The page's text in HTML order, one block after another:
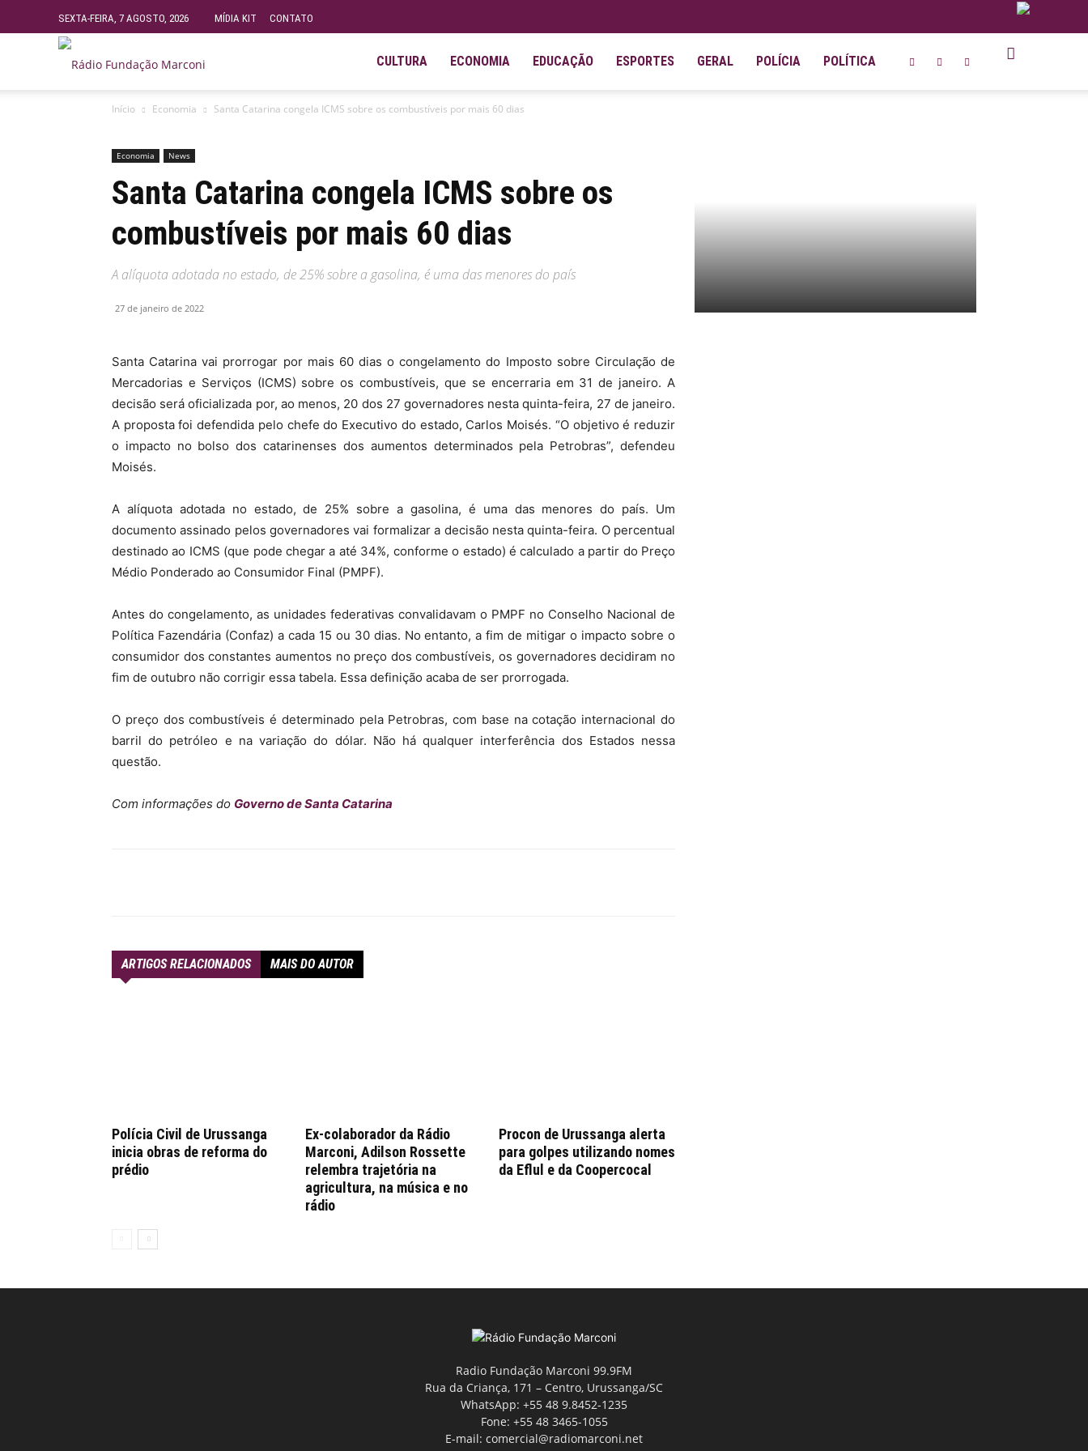
SEXTA-FEIRA, 7 AGOSTO, 2026 MÍDIA KIT CONTATO
Fundação
–
MHZ
CULTURA ECONOMIA EDUCAÇÃO ESPORTES GERAL POLÍCIA POLÍTICA
Início Economia Santa Catarina congela ICMS sobre os combustíveis por mais 60 dias
Economia News
Santa Catarina congela ICMS sobre os
combustíveis por mais 60 dias
A alíquota adotada no estado, de 25% sobre a gasolina, é uma das menores do país
27 de janeiro de 2022
Santa Catarina vai prorrogar por mais 60 dias o congelamento do Imposto sobre Circulação de
Mercadorias e Serviços (ICMS) sobre os combustíveis, que se encerraria em 31 de janeiro. A
decisão será oficializada por, ao menos, 20 dos 27 governadores nesta quinta-feira, 27 de janeiro.
A proposta foi defendida pelo chefe do Executivo do estado, Carlos Moisés. “O objetivo é reduzir
o impacto no bolso dos catarinenses dos aumentos determinados pela Petrobras”, defendeu
Moisés.
A alíquota adotada no estado, de 25% sobre a gasolina, é uma das menores do país. Um
documento assinado pelos governadores vai formalizar a decisão nesta quinta-feira. O percentual
destinado ao ICMS (que pode chegar a até 34%, conforme o estado) é calculado a partir do Preço
Médio Ponderado ao Consumidor Final (PMPF).
Antes do congelamento, as unidades federativas convalidavam o PMPF no Conselho Nacional de
Política Fazendária (Confaz) a cada 15 ou 30 dias. No entanto, a fim de mitigar o impacto sobre o
consumidor dos constantes aumentos no preço dos combustíveis, os governadores decidiram no
fim de outubro não corrigir essa tabela. Essa definição acaba de ser prorrogada.
O preço dos combustíveis é determinado pela Petrobras, com base na cotação internacional do
barril do petróleo e na variação do dólar. Não há qualquer interferência dos Estados nessa
questão.
Com informações do Governo de Santa Catarina
ARTIGOS RELACIONADOS MAIS DO AUTOR
Polícia Civil de Urussanga
inicia obras de reforma do
prédio
Ex-colaborador da Rádio
Marconi, Adilson Rossette
relembra trajetória na
agricultura, na música e no
rádio
Procon de Urussanga alerta
para golpes utilizando nomes
da Eflul e da Coopercocal
Radio Fundação Marconi 99.9FM
Rua da Criança, 171 – Centro, Urussanga/SC
WhatsApp: +55 48 9.8452-1235
Fone: +55 48 3465-1055
E-mail: comercial@radiomarconi.net